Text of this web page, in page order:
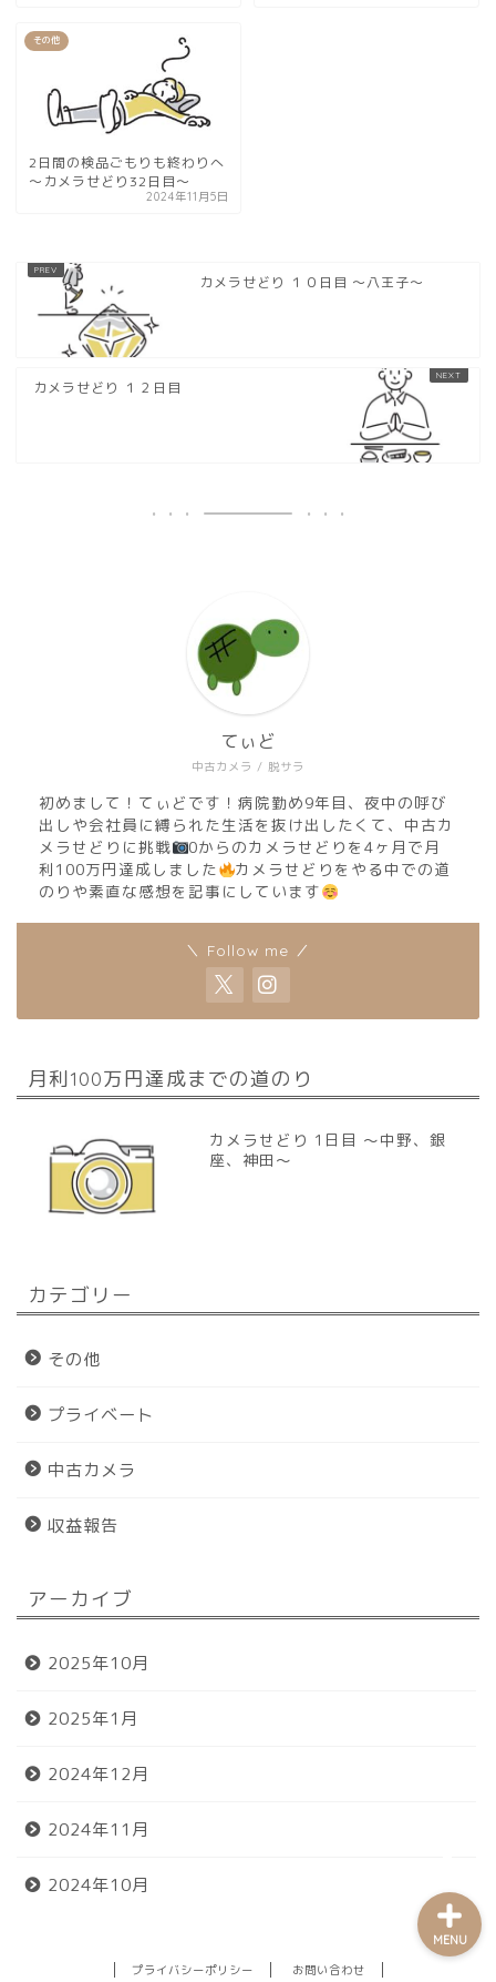
その他
2日間の検品ごもりも終わりへ
〜カメラせどり32日目〜
2024年11月5日
カメラせどり １０日目 〜八王子〜
カメラせどり １２日目
中古カメラ / 脱サラ
てぃど
初めまして！てぃどです！病院勤め9年目、夜中の呼び
出しや会社員に縛られた生活を抜け出したくて、中古カ
メラせどりに挑戦
0からのカメラせどりを4ヶ月で月
利100万円達成しました
カメラせどりをやる中での道
のりや素直な感想を記事にしています
＼ Follow me ／
月利100万円達成までの道のり
カメラせどり 1日目 〜中野、銀
座、神田〜
カテゴリー
その他
プライベート
中古カメラ
収益報告
アーカイブ
2025年10月
2025年1月
2024年12月
2024年11月
2024年10月
プライバシーポリシー お問い合わせ
MENU